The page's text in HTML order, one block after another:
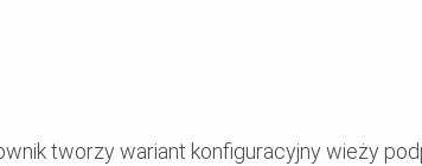
tworzy wariant konfiguracyjny wieży